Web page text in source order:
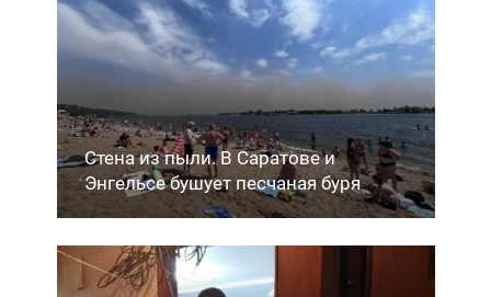
Стена из пыли. В Саратове и
Энгельсе бушует песчаная буря